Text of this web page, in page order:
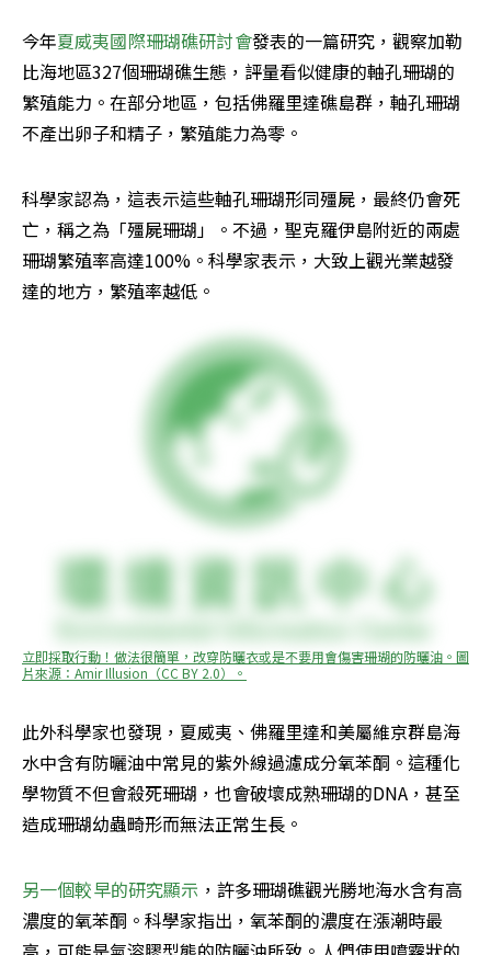
今年夏威夷國際珊瑚礁研討會發表的一篇研究，觀察加勒
比海地區327個珊瑚礁生態，評量看似健康的軸孔珊瑚的
繁殖能力。在部分地區，包括佛羅里達礁島群，軸孔珊瑚
不產出卵子和精子，繁殖能力為零。
科學家認為，這表示這些軸孔珊瑚形同殭屍，最終仍會死
亡，稱之為「殭屍珊瑚」。不過，聖克羅伊島附近的兩處
珊瑚繁殖率高達100%。科學家表示，大致上觀光業越發
達的地方，繁殖率越低。
立即採取行動！做法很簡單，改穿防曬衣或是不要用會傷害珊瑚的防曬油。圖
片來源：Amir Illusion（CC BY 2.0）。
此外科學家也發現，夏威夷、佛羅里達和美屬維京群島海
水中含有防曬油中常見的紫外線過濾成分氧苯酮。這種化
學物質不但會殺死珊瑚，也會破壞成熟珊瑚的DNA，甚至
造成珊瑚幼蟲畸形而無法正常生長。
另一個較早的研究顯示 ，許多珊瑚礁觀光勝地海水含有高
濃度的氧苯酮。科學家指出，氧苯酮的濃度在漲潮時最